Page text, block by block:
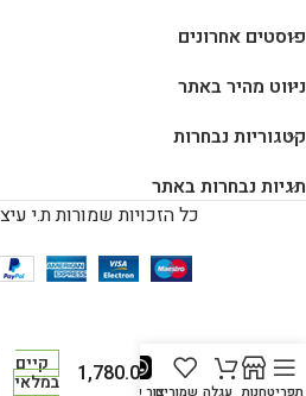
פוסטים אחרונים
ניווט מהיר באתר
קטגוריות נבחרות
תגיות נבחרות באתר
כל הזכויות שמורות ת.י
תפריטחנות עגלה שמוריםצור קשר
אוויר
AIRPUR
1,780.00 קיים
במלאי